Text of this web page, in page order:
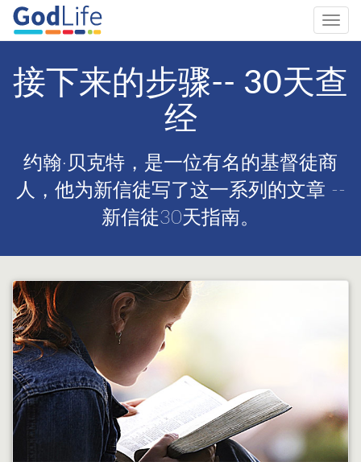
接下来的步骤-- 30天查
经
约翰·贝克特，是一位有名的基督徒商
人，他为新信徒写了这一系列的文章 --
新信徒30天指南。